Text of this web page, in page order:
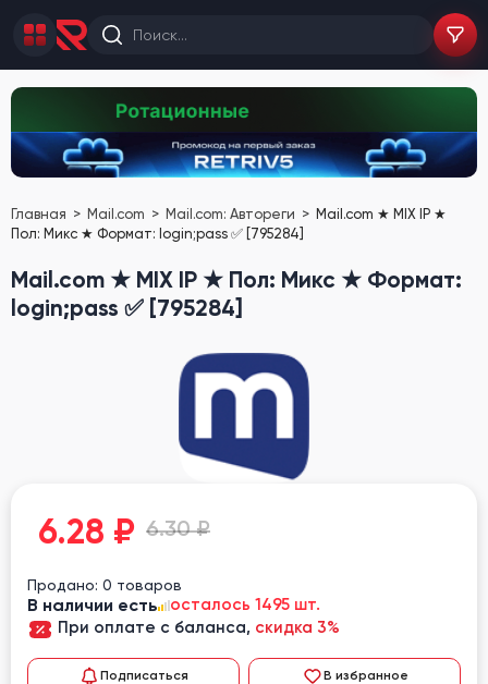
Главная Mail.com Mail.com: Автореги
Mail.com ★ MIX IP ★
Пол: Микс ★ Формат: login;pass ✅ [795284]
Mail.com ★ MIX IP ★ Пол: Микс ★ Формат:
login;pass ✅ [795284]
6.28 ₽ 6.30 ₽
Продано: 0 товаров
В наличии есть
осталось 1495 шт.
При оплате с баланса, скидка 3%
Подписаться В избранное